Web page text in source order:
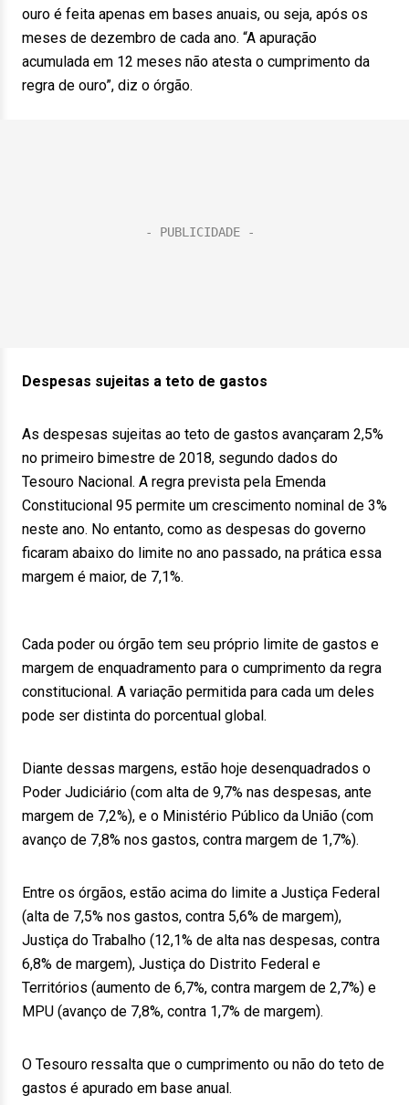
ouro é feita apenas em bases anuais, ou seja, após os
meses de dezembro de cada ano. “A apuração
acumulada em 12 meses não atesta o cumprimento da
regra de ouro”, diz o órgão.
Despesas sujeitas a teto de gastos
As despesas sujeitas ao teto de gastos avançaram 2,5%
no primeiro bimestre de 2018, segundo dados do
Tesouro Nacional. A regra prevista pela Emenda
Constitucional 95 permite um crescimento nominal de 3%
neste ano. No entanto, como as despesas do governo
ficaram abaixo do limite no ano passado, na prática essa
margem é maior, de 7,1%.
Cada poder ou órgão tem seu próprio limite de gastos e
margem de enquadramento para o cumprimento da regra
constitucional. A variação permitida para cada um deles
pode ser distinta do porcentual global.
Diante dessas margens, estão hoje desenquadrados o
Poder Judiciário (com alta de 9,7% nas despesas, ante
margem de 7,2%), e o Ministério Público da União (com
avanço de 7,8% nos gastos, contra margem de 1,7%).
Entre os órgãos, estão acima do limite a Justiça Federal
(alta de 7,5% nos gastos, contra 5,6% de margem),
Justiça do Trabalho (12,1% de alta nas despesas, contra
6,8% de margem), Justiça do Distrito Federal e
Territórios (aumento de 6,7%, contra margem de 2,7%) e
MPU (avanço de 7,8%, contra 1,7% de margem).
O Tesouro ressalta que o cumprimento ou não do teto de
gastos é apurado em base anual.